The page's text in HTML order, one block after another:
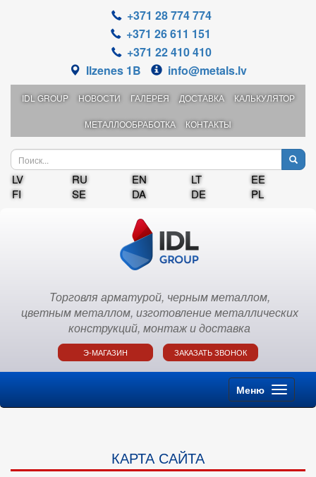
+371 28 774 774
+371 26 611 151
+371 22 410 410
Ilzenes 1B
info@metals.lv
IDL GROUP НОВОСТИ ГАЛЕРЕЯ ДОСТАВКА КАЛЬКУЛЯТОР
МЕТАЛЛООБРАБОТКА КОНТАКТЫ
LV RU EN LT
EE
FI
SE DA DE PL
Торговля арматурой, черным металлом,
цветным металлом, изготовление металлических
конструкций, монтаж и доставка
Э-МАГАЗИН ЗАКАЗАТЬ ЗВОНОК
Меню
КАРТА САЙТА